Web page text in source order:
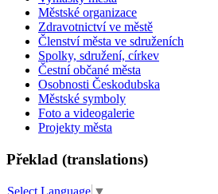
Městské organizace
Zdravotnictví ve městě
Členství města ve sdruženích
Spolky, sdružení, církev
Čestní občané města
Osobnosti Českodubska
Městské symboly
Foto a videogalerie
Projekty města
Překlad (translations)